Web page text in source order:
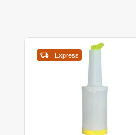
Express